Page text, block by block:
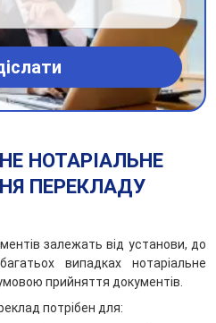
НОТАРІАЛЬНЕ
ПЕРЕКЛАДУ
залежать від установи, до
випадках нотаріальне
прийняття документів.
потрібен для: